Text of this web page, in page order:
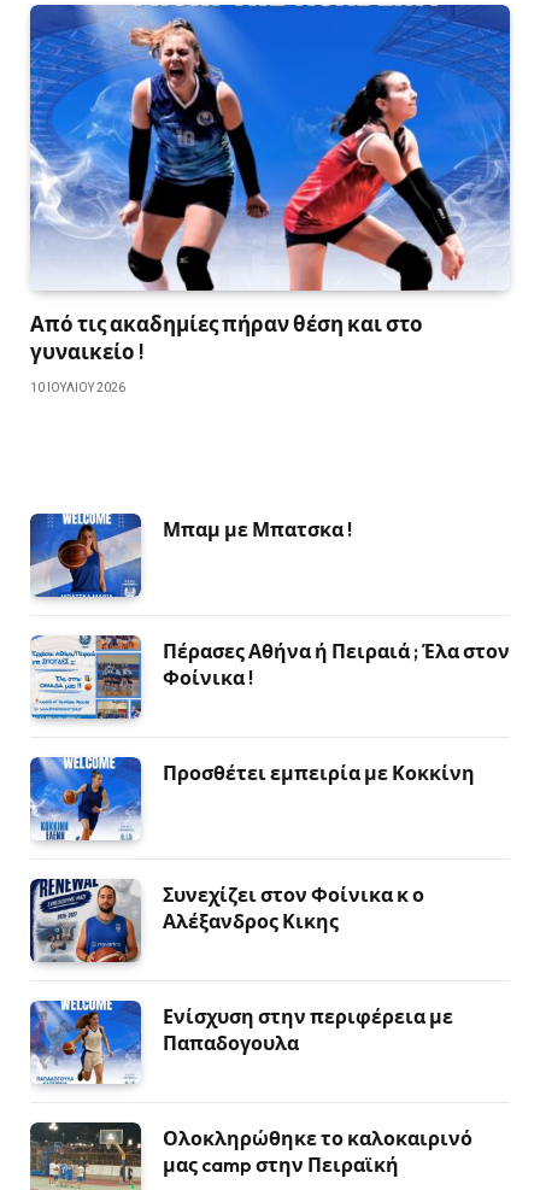
Από τις ακαδημίες πήραν θέση και στο
γυναικείο !
10 ΙΟΥΛΊΟΥ 2026
Μπαμ με Μπατσκα !
Πέρασες Αθήνα ή Πειραιά ; Έλα στον
Φοίνικα !
Προσθέτει εμπειρία με Κοκκίνη
Συνεχίζει στον Φοίνικα κ ο
Αλέξανδρος Κικης
Ενίσχυση στην περιφέρεια με
Παπαδογουλα
Ολοκληρώθηκε το καλοκαιρινό
μας camp στην Πειραϊκή